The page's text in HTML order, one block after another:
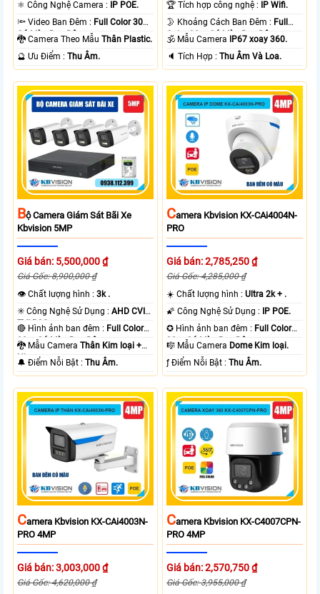
⚛️ Công Nghệ Camera :
IP POE.
🔦 Video Ban Đêm : Full Color 30m
Có Màu Ban Ðêm.
🐉️ Camera Theo MẫuThân Plastic.
️🔮 Ưu Điểm :Thu Âm.
🏆 Tích hợp công nghệ :
IP Wifi.
🌛 Khoảng Cách Ban Đêm : Full
Color 30m Có Màu Ban Ðêm.
🕉️ Mẫu Camera
IP67 xoay 360.
️🔈 Tích Hợp :Thu Âm Và Loa.
BỘ Camera Giám Sát Bãi Xe
Kbvision 5MP
Giá bán: 5,500,000 ₫
Giá Gốc: 8,900,000 ₫
👁 Chất lượng hình :3k .
✳️ Công Nghệ Sử Dụng :AHD CVI
TVI BCS.
🔴 Hình ảnh ban đêm : Full Color
80m Có Màu Ban Ðêm.
🐉️ Mẫu CameraThân Kim loại +
Nhựa.
️🔔 Điểm Nỗi Bật :Thu Âm.
CAmera Kbvision KX-CAi4004N-
PRO
Giá bán: 2,785,250 ₫
Giá Gốc: 4,285,000 ₫
☀️ Chất lượng hình :Ultra 2k + .
🌠 Công Nghệ Sử Dụng :
IP POE.
✪ Hình ảnh ban đêm : Full Color
30m Có Màu Ban Ðêm.
🎼️ Mẫu Camera Dome Kim loại.
️ƒ Điểm Nỗi Bật :Thu Âm.
CAmera Kbvision KX-CAi4003N-
PRO 4MP
Giá bán: 3,003,000 ₫
Giá Gốc: 4,620,000 ₫
CAmera Kbvision KX-C4007CPN-
PRO 4MP
Giá bán: 2,570,750 ₫
Giá Gốc: 3,955,000 ₫